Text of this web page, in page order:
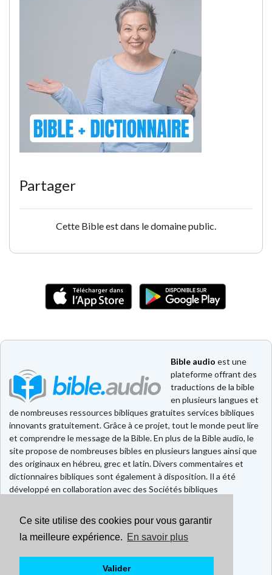
Ce site utilise des cookies pour vous garantir
la meilleure expérience. En savoir plus
Valider
Partager
Cette Bible est dans le domaine public.
Bible audio est une
plateforme offrant des
traductions de la bible
en plusieurs langues et
de nombreuses ressources bibliques gratuites services bibliques
innovants gratuitement. Grâce à ce projet, tout le monde peut lire
et comprendre le message de la Bible. En plus de la Bible audio, le
site propose de nombreuses bibles en plusieurs langues ainsi que
des originaux en hébreu, grec et latin. Divers commentaires et
dictionnaires bibliques sont également à disposition. Il a été
développé en collaboration avec des Sociétés bibliques
Faire un don
Contact